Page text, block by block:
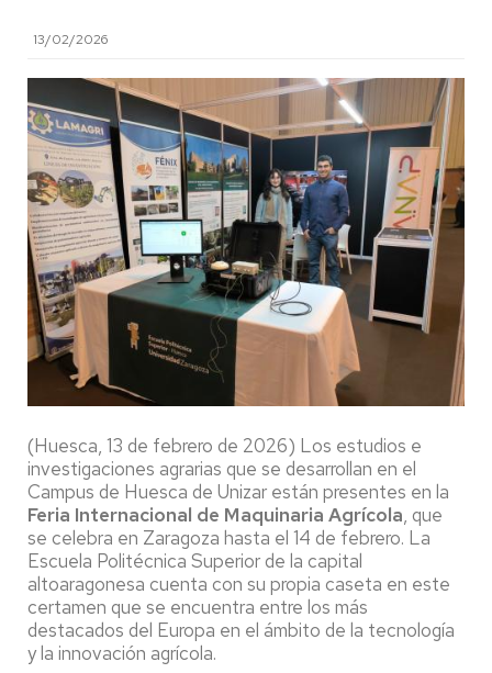
13/02/2026
(Huesca, 13 de febrero de 2026) Los estudios e
investigaciones agrarias que se desarrollan en el
Campus de Huesca de Unizar están presentes en la
Feria Internacional de Maquinaria Agrícola, que
se celebra en Zaragoza hasta el 14 de febrero. La
Escuela Politécnica Superior de la capital
altoaragonesa cuenta con su propia caseta en este
certamen que se encuentra entre los más
destacados del Europa en el ámbito de la tecnología
y la innovación agrícola.